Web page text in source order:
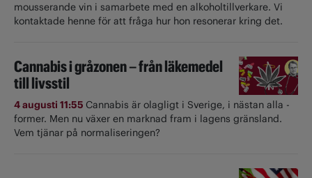
mousserande vin i samarbete med en alkoholtillverkare. Vi
kontaktade henne för att fråga hur hon resonerar kring det.
Cannabis i gråzonen – från läkemedel
till livsstil
4 augusti 11:55 Cannabis är olagligt i ­Sverige, i nästan alla ­
former. Men nu växer en marknad fram i lagens gränsland.
Vem tjänar på normaliseringen?